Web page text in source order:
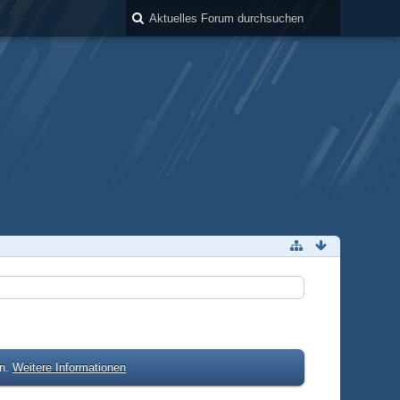
Weitere Informationen